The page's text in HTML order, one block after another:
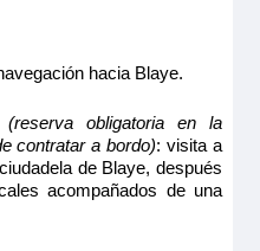
hacia Blaye.
(reserva obligatoria en la
contratar a bordo): visita a
de Blaye, después
acompañados de una